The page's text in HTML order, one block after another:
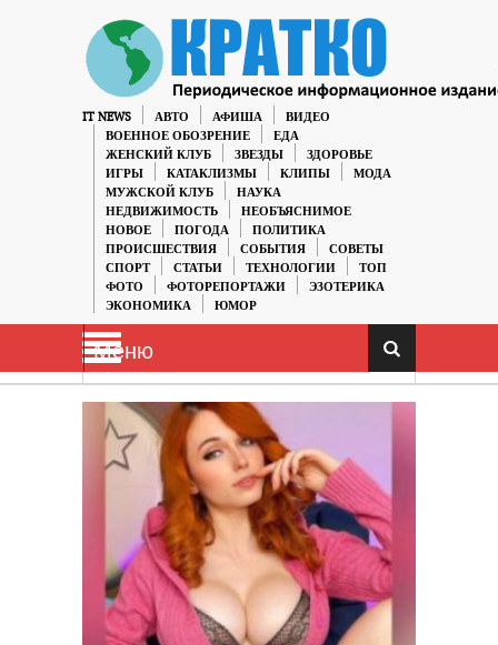
IT NEWS АВТО АФИША
ВИДЕО
ВОЕННОЕ ОБОЗРЕНИЕ
ЕДА
ЖЕНСКИЙ КЛУБ
ЗВЕЗДЫ
ЗДОРОВЬЕ
ИГРЫ
КАТАКЛИЗМЫ КЛИПЫ
МОДА
МУЖСКОЙ КЛУБ
НАУКА
НЕДВИЖИМОСТЬ
НЕОБЪЯСНИМОЕ
НОВОЕ
ПОГОДА
ПОЛИТИКА
ПРОИСШЕСТВИЯ
СОБЫТИЯ
СОВЕТЫ
СПОРТ
СТАТЬИ ТЕХНОЛОГИИ
ТОП
ФОТО
ФОТОРЕПОРТАЖИ
ЭЗОТЕРИКА
ЭКОНОМИКА
ЮМОР
Меню